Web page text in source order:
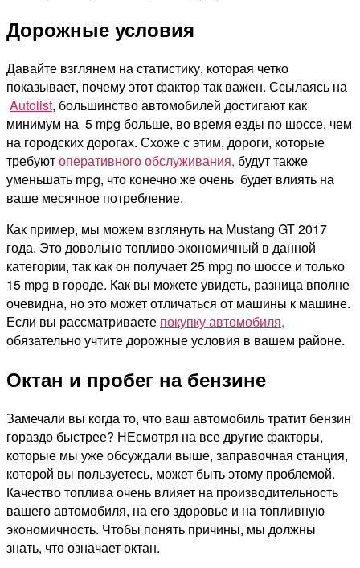
Дорожные условия
Давайте взглянем на статистику, которая четко
показывает, почему этот фактор так важен. Ссылаясь на
Autolist, большинство автомобилей достигают как
минимум на 5 mpg больше, во время езды по шоссе, чем
на городских дорогах. Схоже с этим, дороги, которые
требуютоперативного обслуживания, будут также
уменьшать mpg, что конечно же очень будет влиять на
ваше месячное потребление.
Как пример, мы можем взглянуть на Mustang GT 2017
года. Это довольно топливо-экономичный в данной
категории, так как он получает 25 mpg по шоссе и только
15 mpg в городе. Как вы можете увидеть, разница вполне
очевидна, но это может отличаться от машины к машине.
Если вы рассматриваете покупку автомобиля,
обязательно учтите дорожные условия в вашем районе.
Октан и пробег на бензине
Замечали вы когда то, что ваш автомобиль тратит бензин
гораздо быстрее? НЕсмотря на все другие факторы,
которые мы уже обсуждали выше, заправочная станция,
которой вы пользуетесь, может быть этому проблемой.
Качество топлива очень влияет на производительность
вашего автомобиля, на его здоровье и на топливную
экономичность. Чтобы понять причины, мы должны
знать, что означает октан.